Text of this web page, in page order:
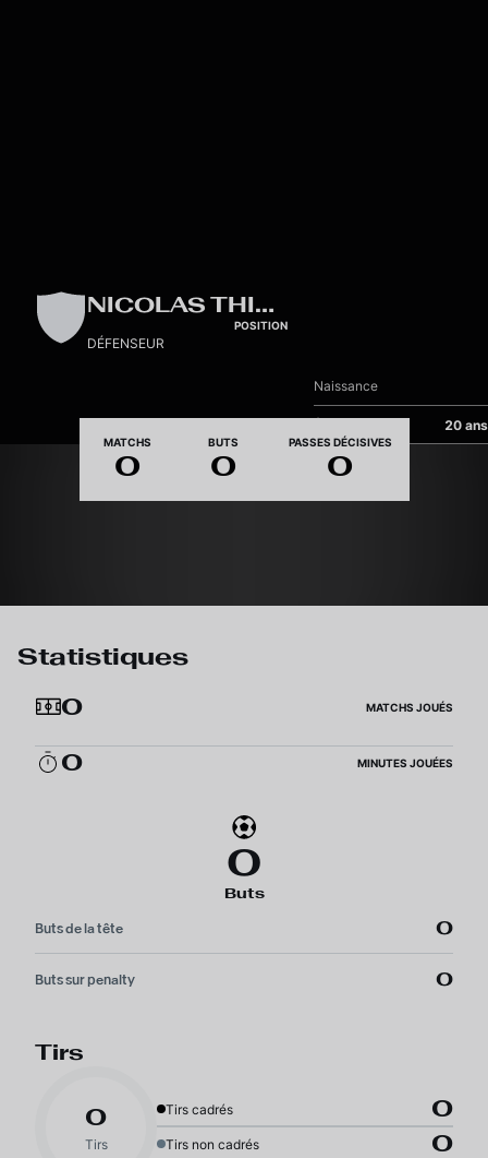
NICOLAS THIENPONT
POSITION
DÉFENSEUR
Naissance
20 ans
MATCHS
0
BUTS
0
PASSES DÉCISIVES
0
Statistiques
0
MATCHS JOUÉS
0 MINUTES JOUÉES
0
Buts
Buts de la tête 0
Buts sur penalty 0
Tirs
0
Tirs
Tirs cadrés 0
Tirs non cadrés 0